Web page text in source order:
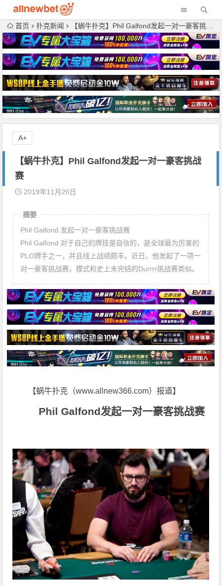
首页 扑克新闻 【蜗牛扑克】Phil Galfond发起一对一豪客挑战赛
【蜗牛扑克】Phil Galfond发起一对一豪客挑战
赛
2019年11月26日
摘要
Phil Galfond 发起一对一豪客挑战赛
Phil Galfond 对于自己的牌技是自信的，是全球最为厉害的
PLO牌手之一，并且线上战绩颇丰。近日，他发起了一项一
对一豪客挑战赛，模式和史上未完结的Durrrr挑战赛类似。
【蜗牛扑克（www.allnew366.com）报道】
Phil Galfond发起一对一豪客挑战赛
A+